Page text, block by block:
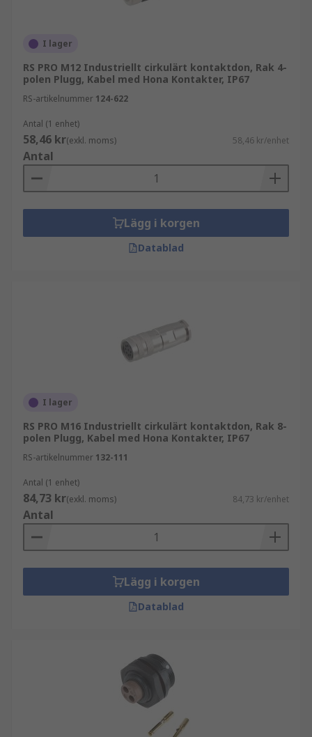
I lager
RS PRO M12 Industriellt cirkulärt kontaktdon, Rak 4-
polen Plugg, Kabel med Hona Kontakter, IP67
RS-artikelnummer 124-622
Antal (1 enhet)
58,46 kr(exkl. moms) 58,46 kr/enhet
Antal
Lägg i korgen
Datablad
I lager
RS PRO M16 Industriellt cirkulärt kontaktdon, Rak 8-
polen Plugg, Kabel med Hona Kontakter, IP67
RS-artikelnummer 132-111
Antal (1 enhet)
84,73 kr(exkl. moms) 84,73 kr/enhet
Antal
Lägg i korgen
Datablad